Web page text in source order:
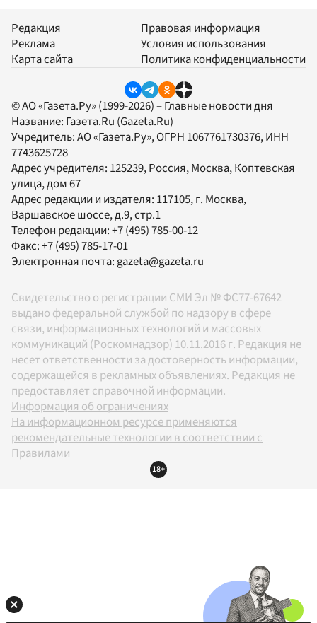
Редакция
Реклама
Карта сайта
Правовая информация
Условия использования
Политика конфиденциальности
© АО «Газета.Ру» (1999-2026) – Главные новости дня
Название: Газета.Ru (Gazeta.Ru)
Учредитель:АО «Газета.Ру», ОГРН 1067761730376, ИНН
7743625728
Адрес учредителя: 125239, Россия, Москва, Коптевская
улица, дом 67
Адрес редакции и издателя: 117105, г. Москва,
Варшавское шоссе, д.9, стр.1
Телефон редакции:+7 (495) 785-00-12
Факс:+7 (495) 785-17-01
Электронная почта:gazeta@gazeta.ru
Свидетельство о регистрации СМИ Эл № ФС77-67642
выдано федеральной службой по надзору в сфере
связи, информационных технологий и массовых
коммуникаций (Роскомнадзор) 10.11.2016 г. Редакция не
несет ответственности за достоверность информации,
содержащейся в рекламных объявлениях. Редакция не
предоставляет справочной информации.
Информация об ограничениях
На информационном ресурсе применяются
рекомендательные технологии в соответствии с
Правилами
18+